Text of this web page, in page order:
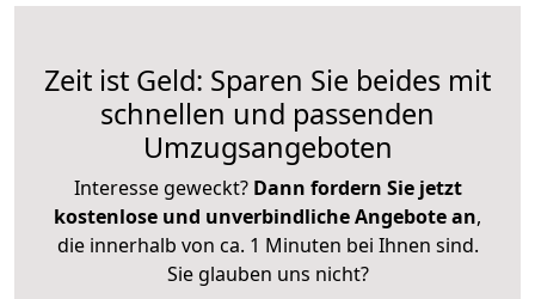
Zeit ist Geld: Sparen Sie beides mit
schnellen und passenden
Umzugsangeboten
Interesse geweckt? Dann fordern Sie jetzt
kostenlose und unverbindliche Angebote an,
die innerhalb von ca. 1 Minuten bei Ihnen sind.
Sie glauben uns nicht?